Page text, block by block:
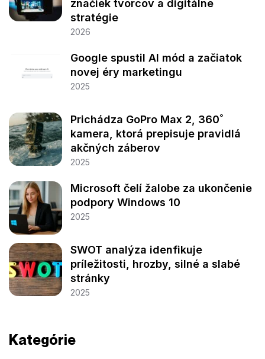
značiek tvorcov a digitálne
stratégie
2026
Google spustil AI mód a začiatok
novej éry marketingu
2025
Prichádza GoPro Max 2, 360˚
kamera, ktorá prepisuje pravidlá
akčných záberov
2025
Microsoft čelí žalobe za ukončenie
podpory Windows 10
2025
SWOT analýza idenfikuje
príležitosti, hrozby, silné a slabé
stránky
2025
Kategórie